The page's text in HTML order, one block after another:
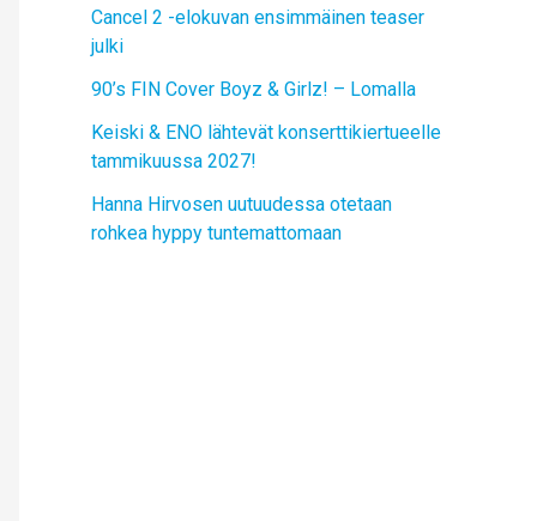
Cancel 2 -elokuvan ensimmäinen teaser
julki
90’s FIN Cover Boyz & Girlz! – Lomalla
Keiski & ENO lähtevät konserttikiertueelle
tammikuussa 2027!
Hanna Hirvosen uutuudessa otetaan
rohkea hyppy tuntemattomaan